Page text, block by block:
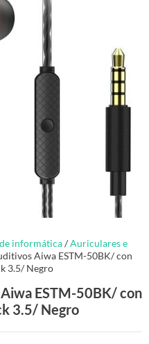
informática/Auriculares e
Aiwa ESTM-50BK/ con
3.5/ Negro
ESTM-50BK/ con
3.5/ Negro